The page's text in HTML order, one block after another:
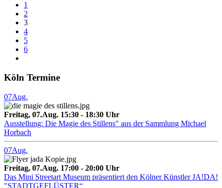
1
2
3
4
5
6
Köln Termine
07Aug.
Freitag, 07.Aug. 15:30 - 18:30 Uhr
Ausstellung: Die Magie des Stillens" aus der Sammlung Michael
Horbach
07Aug.
Freitag, 07.Aug. 17:00 - 20:00 Uhr
Das Mini Streetart Museum präsentiert den Kölner Künstler JA!DA!
"STADTGEFLÜSTER“